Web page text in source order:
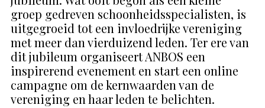
groep gedreven schoonheidsspecialisten, is
uitgegroeid tot een invloedrijke vereniging
met meer dan vierduizend leden. Ter ere van
dit jubileum organiseert ANBOS een
inspirerend evenement en start een online
campagne om de kernwaarden van de
vereniging en haar leden te belichten.